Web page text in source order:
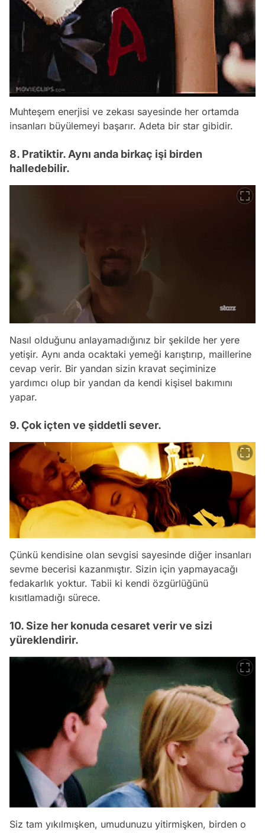
Muhteşem enerjisi ve zekası sayesinde her ortamda
insanları büyülemeyi başarır. Adeta bir star gibidir.
8. Pratiktir. Aynı anda birkaç işi birden
halledebilir.
Nasıl olduğunu anlayamadığınız bir şekilde her yere
yetişir. Aynı anda ocaktaki yemeği karıştırıp, maillerine
cevap verir. Bir yandan sizin kravat seçiminize
yardımcı olup bir yandan da kendi kişisel bakımını
yapar.
9. Çok içten ve şiddetli sever.
Çünkü kendisine olan sevgisi sayesinde diğer insanları
sevme becerisi kazanmıştır. Sizin için yapmayacağı
fedakarlık yoktur. Tabii ki kendi özgürlüğünü
kısıtlamadığı sürece.
10. Size her konuda cesaret verir ve sizi
yüreklendirir.
Siz tam yıkılmışken, umudunuzu yitirmişken, birden o